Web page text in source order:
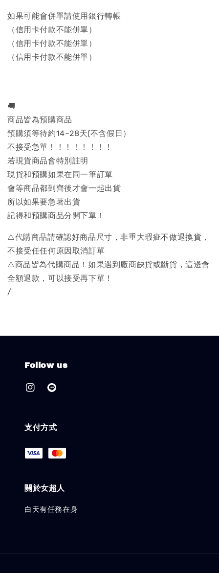
如果可能會併單請使用銀行轉帳
（信用卡付款不能併單）
（信用卡付款不能併單）
（信用卡付款不能併單）
🚚
商品皆為預購商品
預購須等待約14~28天(不含假日）
不接受急單！！！！！！！！
若現貨商品會特別註明
現貨和預購如果在同一筆訂單
會等商品都到齊後才會一起出貨
所以如果要急著出貨
記得和預購商品分開下單！
⚠️代購商品請確認好商品尺寸，非重大瑕疵不做退換貨，
不接受任任何原因取消訂單
⚠️商品皆為代購商品！如果遇到廠商缺貨或斷貨，這邊會
全額退款，可以接受再下單！
/
Follow us
支付方式
關於女超人
白天有任務在身